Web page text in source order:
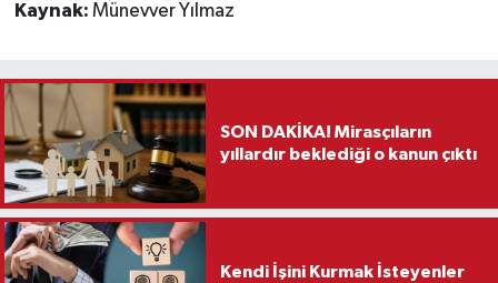
Kaynak: Münevver Yılmaz
SON DAKİKA! Mirasçıların
yıllardır beklediği o kanun çıktı
Kendi İşini Kurmak İsteyenler